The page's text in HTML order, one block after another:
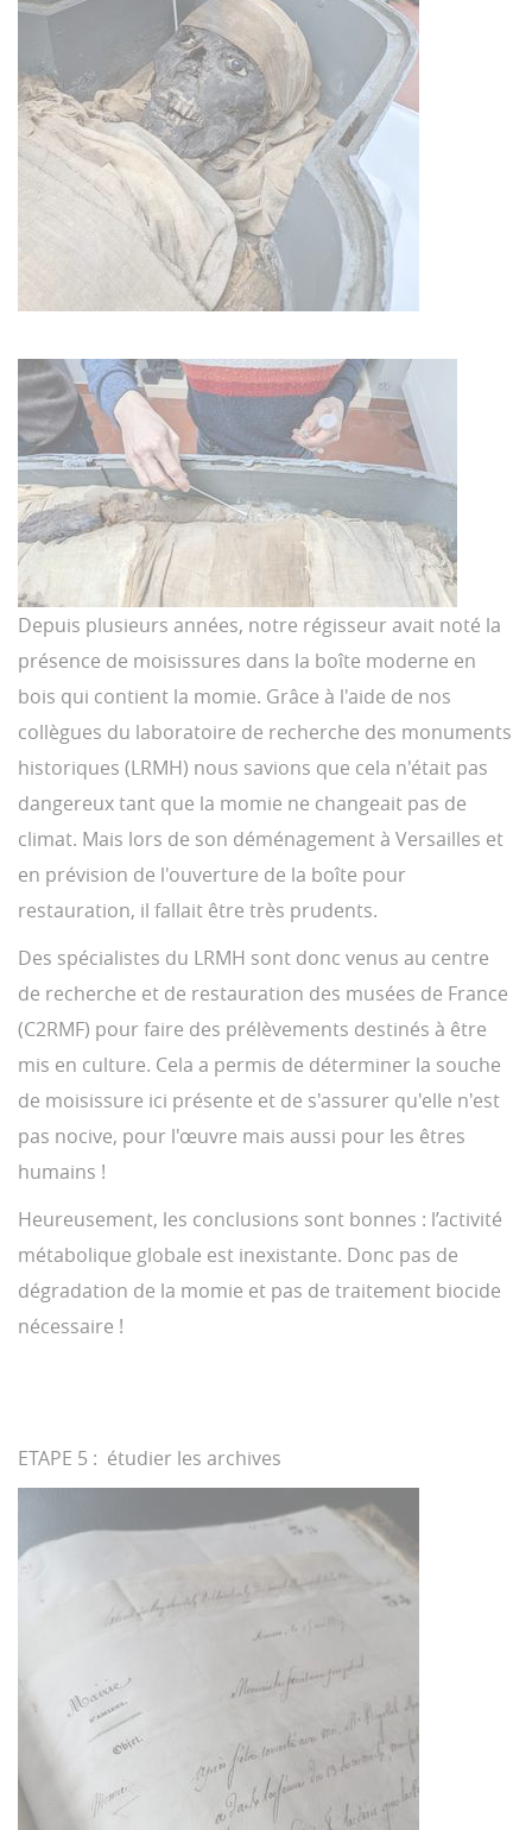
Depuis plusieurs années, notre régisseur avait noté la
présence de moisissures dans la boîte moderne en
bois qui contient la momie. Grâce à l'aide de nos
collègues du laboratoire de recherche des monuments
historiques (LRMH) nous savions que cela n'était pas
dangereux tant que la momie ne changeait pas de
climat. Mais lors de son déménagement à Versailles et
en prévision de l'ouverture de la boîte pour
restauration, il fallait être très prudents.
Des spécialistes du LRMH sont donc venus au centre
de recherche et de restauration des musées de France
(C2RMF) pour faire des prélèvements destinés à être
mis en culture. Cela a permis de déterminer la souche
de moisissure ici présente et de s'assurer qu'elle n'est
pas nocive, pour l'œuvre mais aussi pour les êtres
humains !
Heureusement, les conclusions sont bonnes : l’activité
métabolique globale est inexistante. Donc pas de
dégradation de la momie et pas de traitement biocide
nécessaire !
ETAPE 5 : étudier les archives